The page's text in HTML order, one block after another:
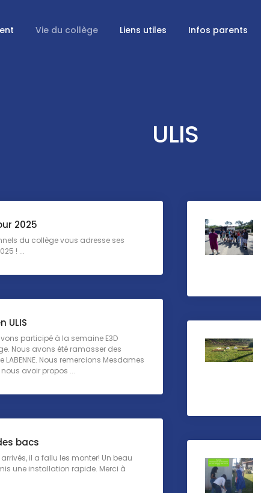
Vie du collège Liens utiles Infos parents
ULIS
2025
du collège vous adresse ses
! ...
ULIS
participé à la semaine E3D
Nous avons été ramasser des
Nous remercions Mesdames
nous avoir propos ...
bacs
il a fallu les monter! Un beau
une installation rapide. Merci à